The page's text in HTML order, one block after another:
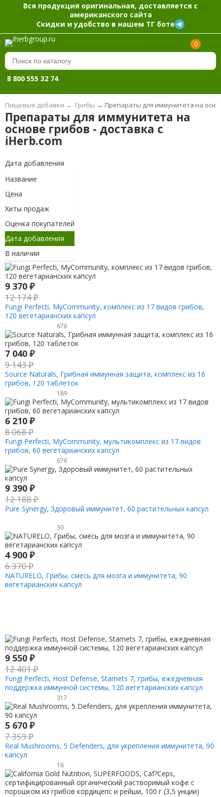
Вся продукция оригинальная, доставляется с
американского сайта
Скидки и удобство в нашем ТГ боте
0
8 800 555 32 74
Пищевые добавки → Грибы → Препараты для иммунитета на
Препараты для иммунитета на
основе грибов - доставка с
iHerb.com
Дата добавления
Название
Цена
Хиты продаж
Оценка покупателей
Дата добавления
В наличии
9 370 ₽
12 174₽
Fungi Perfecti, MyCommunity, комплекс из 17 видов грибов,
120 вегетарианских капсул
676
7 040 ₽
9 143₽
Source Naturals, Грибная иммунная защита, комплекс из 16
грибов, 120 таблеток
189
6 210 ₽
8 068₽
Fungi Perfecti, MyCommunity, мультикомплекс из 17 видов
грибов, 60 вегетарианских капсул
676
9 390 ₽
12 188₽
Pure Synergy, Здоровый иммунитет, 60 растительных капсул
30
4 900 ₽
6 370₽
NATURELO, Грибы, смесь для мозга и иммунитета, 90
вегетарианских капсул
9 550 ₽
12 401₽
Fungi Perfecti, Host Defense, Stamets 7, грибы, ежедневная
поддержка иммунной системы, 120 вегетарианских капсул
317
5 670 ₽
7 359₽
Real Mushrooms, 5 Defenders, для укрепления иммунитета, 90
капсул
16